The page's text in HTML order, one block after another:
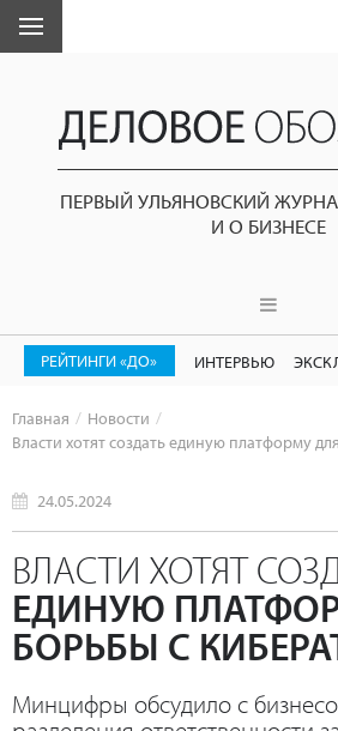
ПЕРВЫЙ УЛЬЯНОВСКИЙ
И О БИЗНЕСЕ
РЕЙТИНГИ «ДО» ИНТЕРВЬЮ
Главная
Новости
Власти хотят создать единую платформу
24.05.2024
ВЛАСТИ ХОТЯТ
ЕДИНУЮ
БОРЬБЫ С
Минцифры обсудило с